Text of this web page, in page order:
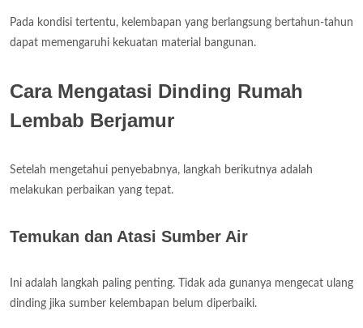
Pada kondisi tertentu, kelembapan yang berlangsung bertahun-tahun
dapat memengaruhi kekuatan material bangunan.
Cara Mengatasi Dinding Rumah
Lembab Berjamur
Setelah mengetahui penyebabnya, langkah berikutnya adalah
melakukan perbaikan yang tepat.
Temukan dan Atasi Sumber Air
Ini adalah langkah paling penting. Tidak ada gunanya mengecat ulang
dinding jika sumber kelembapan belum diperbaiki.